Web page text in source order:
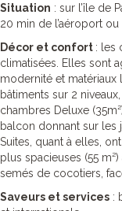
Situation : sur l’île de
20 min de l’aéroport
Décor et confort : les
climatisées. Elles sont
modernité et matériaux
bâtiments sur 2
chambres Deluxe
balcon donnant sur les
Suites, quant à elles,
plus spacieuses (55
semés de cocotiers,
Saveurs et services :